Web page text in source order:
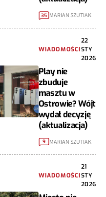
35 MARIAN SZUTIAK
WIADOMOŚCI
22
STY
2026
Play nie
zbuduje
masztu w
Ostrowie? Wójt
wydał decyzję
(aktualizacja)
9 MARIAN SZUTIAK
WIADOMOŚCI
21
STY
2026